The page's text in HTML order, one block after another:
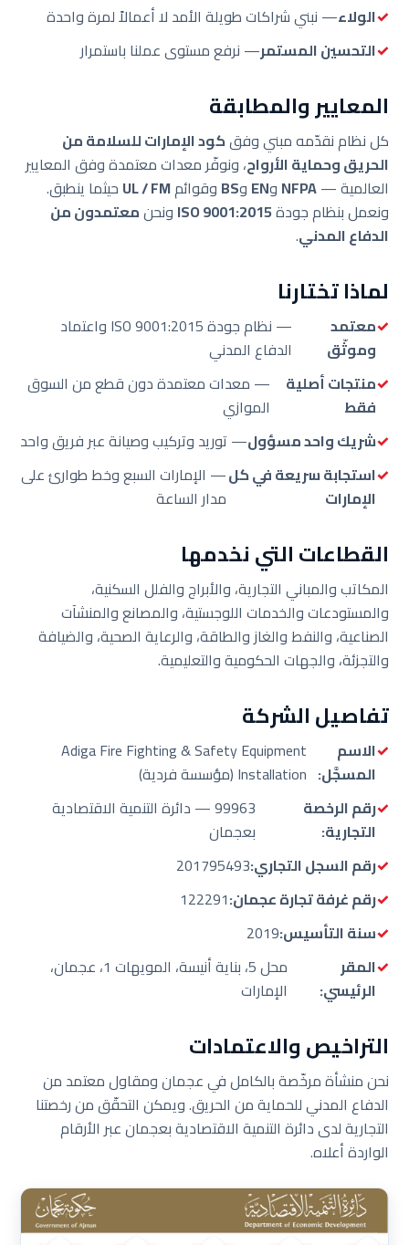
الولاء— نبني شراكات طويلة الأمد لا أعمالاً لمرة واحدة
التحسين المستمر— نرفع مستوى عملنا باستمرار
المعايير والمطابقة
كل نظام نقدّمه مبني وفقكود الإمارات للسلامة من
الحريق وحماية الأرواح، ونوفّر معدات معتمدة وفق المعايير
العالمية —NFPA وEN وBS وقوائمUL / FM حيثما ينطبق.
ونعمل بنظام جودةISO 9001:2015 ونحنمعتمدون من
الدفاع المدني.
لماذا تختارنا
معتمد
وموثّق
— نظام جودة ISO 9001:2015 واعتماد
الدفاع المدني
منتجات أصلية
فقط
— معدات معتمدة دون قطع من السوق
الموازي
شريك واحد مسؤول— توريد وتركيب وصيانة عبر فريق واحد
استجابة سريعة في كل
الإمارات
— الإمارات السبع وخط طوارئ على
مدار الساعة
القطاعات التي نخدمها
المكاتب والمباني التجارية، والأبراج والفلل السكنية،
والمستودعات والخدمات اللوجستية، والمصانع والمنشآت
الصناعية، والنفط والغاز والطاقة، والرعاية الصحية، والضيافة
والتجزئة، والجهات الحكومية والتعليمية.
تفاصيل الشركة
الاسم
المسجَّل:
Adiga Fire Fighting & Safety Equipment
Installation (مؤسسة فردية)
رقم الرخصة
التجارية:
99963 — دائرة التنمية الاقتصادية
بعجمان
رقم السجل التجاري:201795493
رقم غرفة تجارة عجمان:122291
سنة التأسيس:2019
المقر
الرئيسي:
محل 5، بناية أنيسة، المويهات 1، عجمان،
الإمارات
التراخيص والاعتمادات
نحن منشأة مرخّصة بالكامل في عجمان ومقاول معتمد من
الدفاع المدني للحماية من الحريق. ويمكن التحقّق من رخصتنا
التجارية لدى دائرة التنمية الاقتصادية بعجمان عبر الأرقام
الواردة أعلاه.